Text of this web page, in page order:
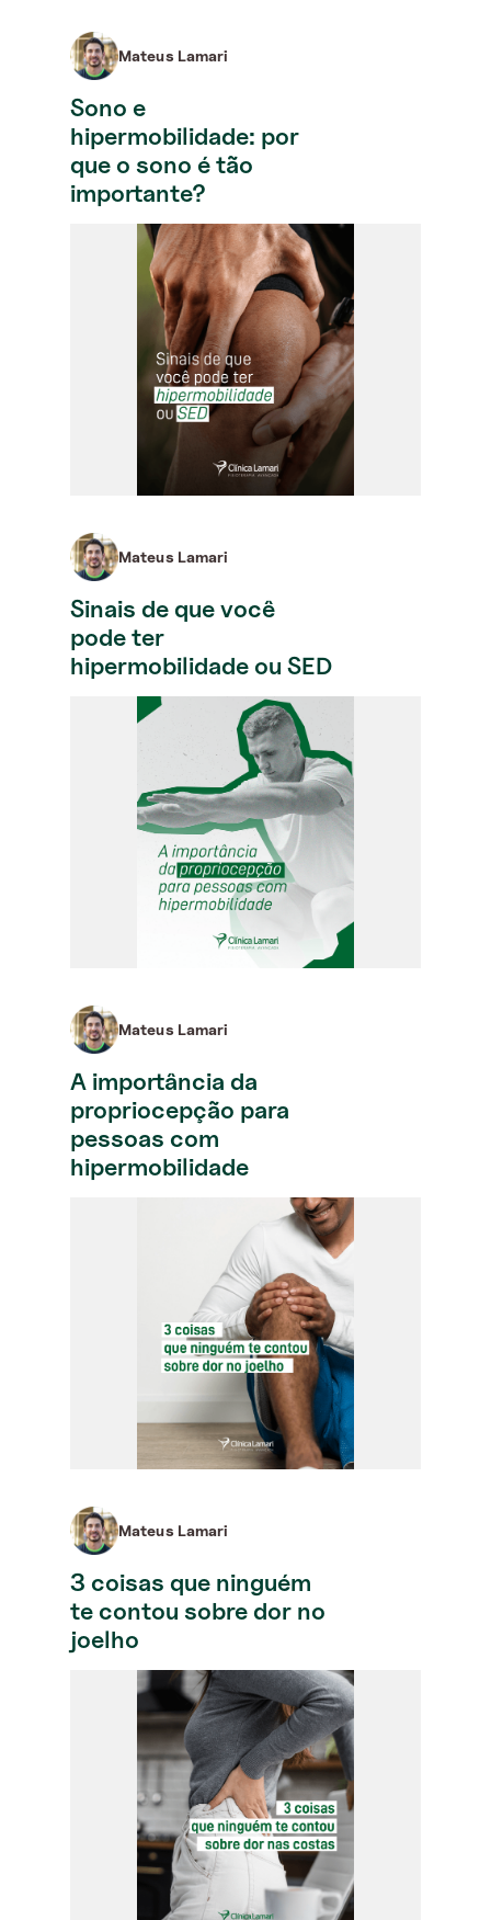
Mateus Lamari
Sono e
hipermobilidade: por
que o sono é tão
importante?
Mateus Lamari
Sinais de que você
pode ter
hipermobilidade ou SED
Mateus Lamari
A importância da
propriocepção para
pessoas com
hipermobilidade
Mateus Lamari
3 coisas que ninguém
te contou sobre dor no
joelho